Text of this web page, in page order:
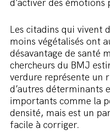
d’activer des émotions
Les citadins qui vivent
moins végétalisés ont
désavantage de santé
chercheurs du BMJ
verdure représente un
d’autres déterminants
importants comme la
densité, mais est un
facile à corriger.